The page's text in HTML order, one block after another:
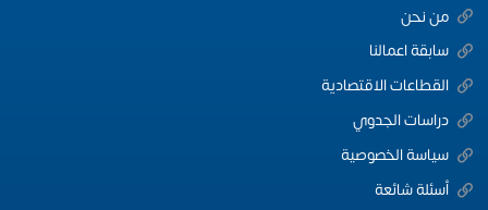
من نحن
سابقة اعمالنا
القطاعات الاقتصادية
دراسات الجدوي
سياسة الخصوصية
أسئلة شائعة